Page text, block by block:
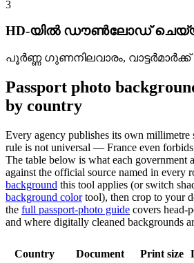
3
HD-യിൽ ഡൗൺലോഡ്
പൂർണ്ണ ഗുണനിലവാരം,
Passport photo
by country
Every agency publishes its own millimetre
rule is not universal — France even
The table below is what each government
against the official source named in every
background this tool applies (or switch
background colortool), then crop to your
the full passport-photo guide covers head-
and where digitally cleaned backgrounds
Country Document Print size